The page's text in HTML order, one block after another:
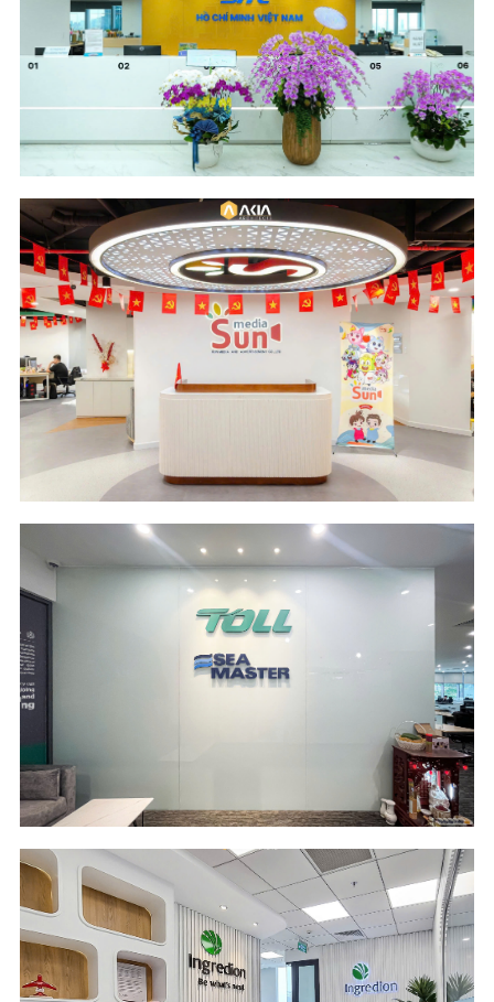
Location
The METT Building -
HCM City
Industry
Logistics
Scope of Work
Design & Build
Area & Year
600 m2 - 2024
Location
Cantavil Hoan Cau
Building - HCM City
Industry
Media and
Advertising
Scope of Work
Design and Build
Industry
Scope of Work
Design & Build
Area
181 m2